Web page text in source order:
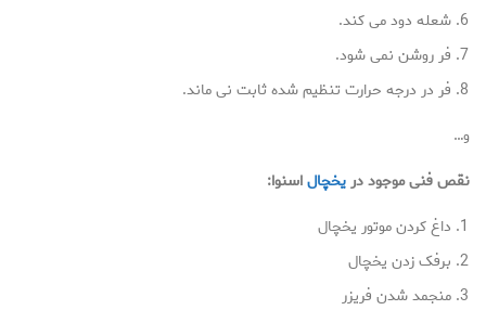
شعله دود می کند.
فر روشن نمی شود.
فر در درجه حرارت تنظیم شده ثابت نی ماند.
و…
نقص فنی موجود دریخچالاسنوا:
داغ کردن موتور یخچال
برفک زدن یخچال
منجمد شدن فریزر